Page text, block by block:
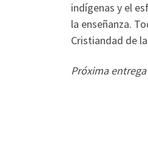
indígenas y el
la enseñanza.
Cristiandad de
Próxima